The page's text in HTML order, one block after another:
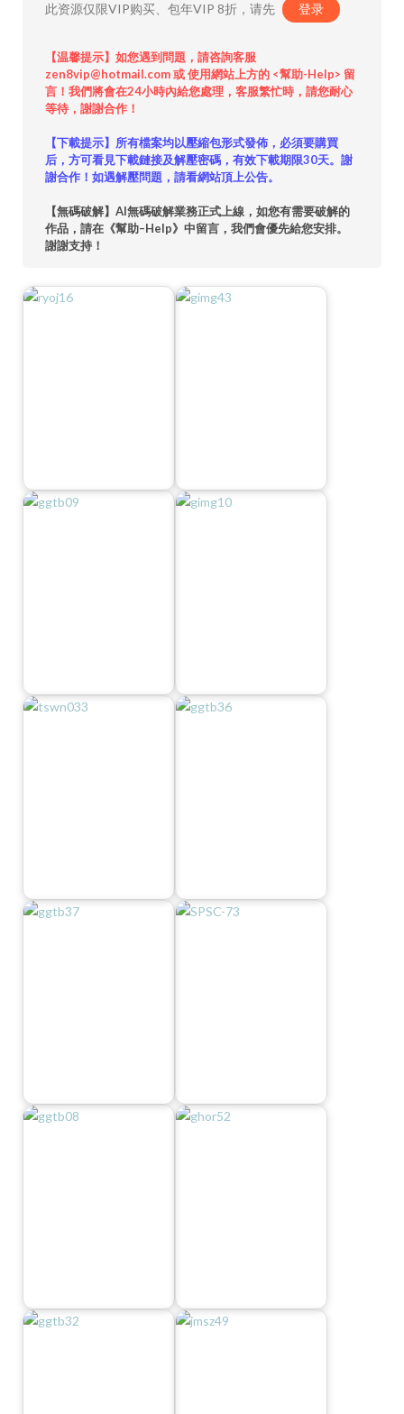
此资源仅限VIP购买、包年VIP 8折，请先 登录
【温馨提示】如您遇到問題，請咨詢客服
zen8vip@hotmail.com 或 使用網站上方的 <幫助-Help> 留
言！我們將會在24小時內給您處理，客服繁忙時，請您耐心
等待，謝謝合作！
【下載提示】所有檔案均以壓縮包形式發佈，必須要購買
后，方可看見下載鏈接及解壓密碼，有效下載期限30天。謝
謝合作！如遇解壓問題，請看網站頂上公告。
【無碼破解】AI無碼破解業務正式上線，如您有需要破解的
作品，請在《幫助–Help》中留言，我們會優先給您安排。
謝謝支持！